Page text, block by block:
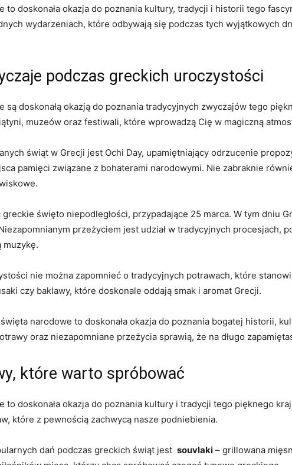
to doskonała okazja do poznania kultury, tradycji i historii tego
wydarzeniach, które⁢ odbywają się podczas tych wyjątkowych
podczas greckich uroczystości
są doskonałą okazją do poznania tradycyjnych zwyczajów tego
muzeów oraz ‌festiwali, które wprowadzą ‌Cię w ⁤magiczną
świąt⁣ w ⁣Grecji⁤ jest​ Ochi Day, upamiętniający ​odrzucenie
pamięci związane z bohaterami narodowymi. Nie zabraknie
święto niepodległości, ⁢przypadające 25‌ marca. W tym‌ dniu
przeżyciem jest ⁤udział w tradycyjnych procesjach,
muzykę.
nie można zapomnieć o tradycyjnych potrawach, które
czy baklawy, które doskonale ​oddają smak i aromat Grecji.
narodowe to doskonała okazja do poznania bogatej historii,
oraz niezapomniane przeżycia ‍sprawią, że na długo
które⁢ warto ‍spróbować
to doskonała okazja do poznania kultury i tradycji tego pięknego
‌które z pewnością zachwycą nasze podniebienia.
dań podczas greckich świąt jest souvlaki – grillowana